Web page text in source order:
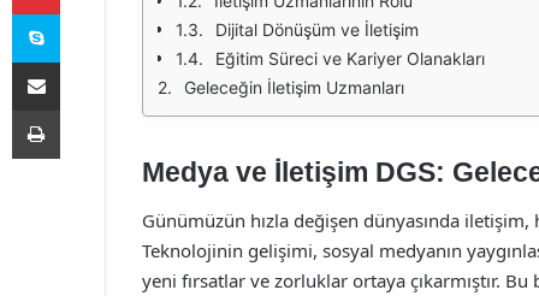
Dijital Dönüşüm ve İletişim
Eğitim Süreci ve Kariyer Olanakları
Geleceğin İletişim Uzmanları
Medya ve İletişim DGS:
Günümüzün hızla değişen dünyasında iletişim,
Teknolojinin gelişimi, sosyal medyanın
yeni fırsatlar ve zorluklar ortaya çıkarmıştır.
Skype
E-Posta ile paylaş